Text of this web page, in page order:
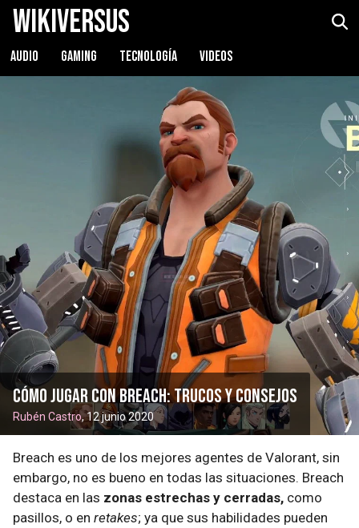
WikiVersus
AUDIO GAMING TECNOLOGÍA VIDEOS
Cómo jugar con Breach: trucos y consejos
Rubén Castro, 12 junio 2020
Breach es uno de los mejores agentes de Valorant, sin
embargo, no es bueno en todas las situaciones. Breach
destaca en las zonas estrechas y cerradas, como
pasillos, o en retakes; ya que sus habilidades pueden